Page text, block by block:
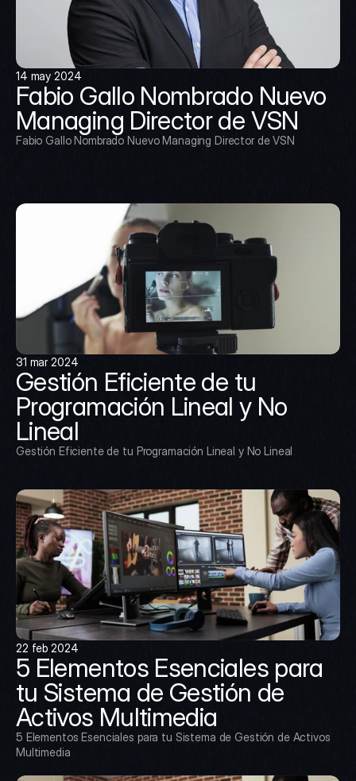
14 may 2024
Fabio Gallo Nombrado Nuevo
Managing Director de VSN
Fabio Gallo Nombrado Nuevo Managing Director de VSN
31 mar 2024
Gestión Eficiente de tu
Programación Lineal y No
Lineal
Gestión Eficiente de tu Programación Lineal y No Lineal
22 feb 2024
5 Elementos Esenciales para
tu Sistema de Gestión de
Activos Multimedia
5 Elementos Esenciales para tu Sistema de Gestión de Activos
Multimedia